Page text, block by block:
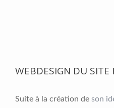
WEBDESIGN DU SITE
Suite à la création de son